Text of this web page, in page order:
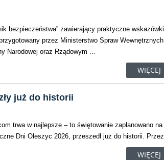
bezpieczeństwa” zawierający praktyczne wskazówki
przez Ministerstwo Spraw
Narodowej oraz Rządowym ...
WIĘCEJ
już do historii
trwa w najlepsze – to świętowanie zaplanowano na
Dni Oleszyc 2026, przeszedł już do historii.
WIĘCEJ